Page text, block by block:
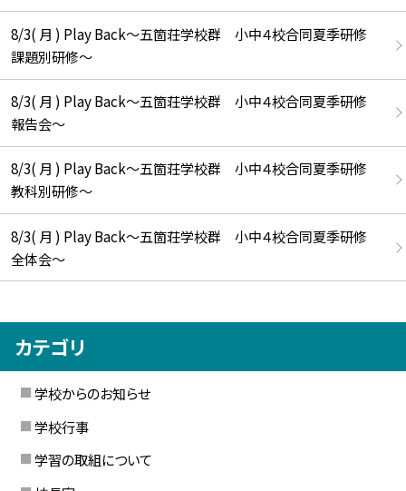
8/3( 月 ) Play Back～五箇荘学校群 小中４校合同夏季研修
課題別研修～
8/3( 月 ) Play Back～五箇荘学校群 小中４校合同夏季研修
報告会～
8/3( 月 ) Play Back～五箇荘学校群 小中４校合同夏季研修
教科別研修～
8/3( 月 ) Play Back～五箇荘学校群 小中４校合同夏季研修
全体会～
カテゴリ
学校からのお知らせ
学校行事
学習の取組について